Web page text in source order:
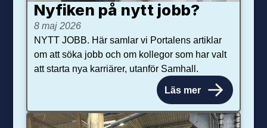
Nyfiken på nytt jobb?
8 maj 2026
NYTT JOBB. Här samlar vi Portalens artiklar
om att söka jobb och om kollegor som har valt
att starta nya karriärer, utanför Samhall.
Läs mer